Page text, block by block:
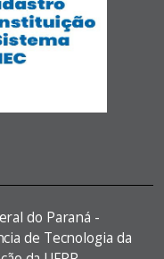
do Paraná -
de Tecnologia da